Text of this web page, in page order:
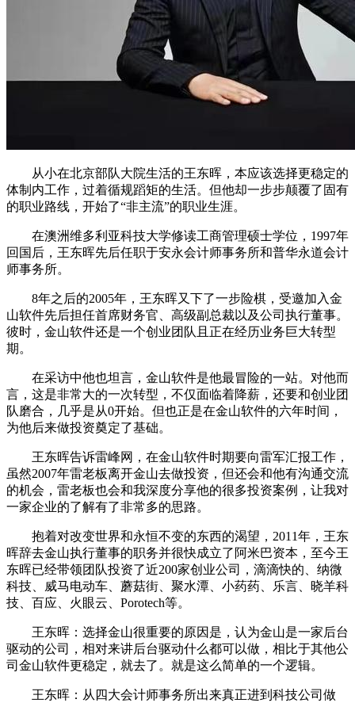
从小在北京部队大院生活的王东晖，本应该选择更稳定的
体制内工作，过着循规蹈矩的生活。但他却一步步颠覆了固有
的职业路线，开始了“非主流”的职业生涯。
在澳洲维多利亚科技大学修读工商管理硕士学位，1997年
回国后，王东晖先后任职于安永会计师事务所和普华永道会计
师事务所。
8年之后的2005年，王东晖又下了一步险棋，受邀加入金
山软件先后担任首席财务官、高级副总裁以及公司执行董事。
彼时，金山软件还是一个创业团队且正在经历业务巨大转型
期。
在采访中他也坦言，金山软件是他最冒险的一站。对他而
言，这是非常大的一次转型，不仅面临着降薪，还要和创业团
队磨合，几乎是从0开始。但也正是在金山软件的六年时间，
为他后来做投资奠定了基础。
王东晖告诉雷峰网，在金山软件时期要向雷军汇报工作，
虽然2007年雷老板离开金山去做投资，但还会和他有沟通交流
的机会，雷老板也会和我深度分享他的很多投资案例，让我对
一家企业的了解有了非常多的思路。
抱着对改变世界和永恒不变的东西的渴望，2011年，王东
晖辞去金山执行董事的职务并很快成立了阿米巴资本，至今王
东晖已经带领团队投资了近200家创业公司，滴滴快的、纳微
科技、威马电动车、蘑菇街、聚水潭、小药药、乐言、晓羊科
技、百应、火眼云、Porotech等。
王东晖：选择金山很重要的原因是，认为金山是一家后台
驱动的公司，相对来讲后台驱动什么都可以做，相比于其他公
司金山软件更稳定，就去了。就是这么简单的一个逻辑。
王东晖：从四大会计师事务所出来真正进到科技公司做